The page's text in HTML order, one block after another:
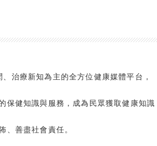
療新知為主的全方位健康媒體平台，
保健知識與服務，成為民眾獲取健康知識
善盡社會責任。